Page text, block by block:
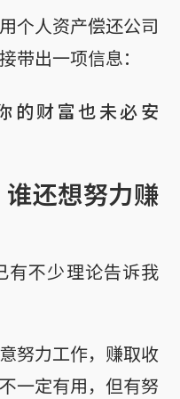
个人资产偿还公司
带出一项信息：
的财富也未必安
还想努力赚
有不少理论告诉我
努力工作，赚取收
一定有用，但有努